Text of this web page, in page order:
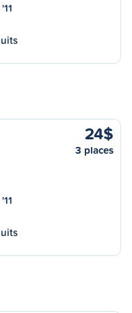
24$
3 places